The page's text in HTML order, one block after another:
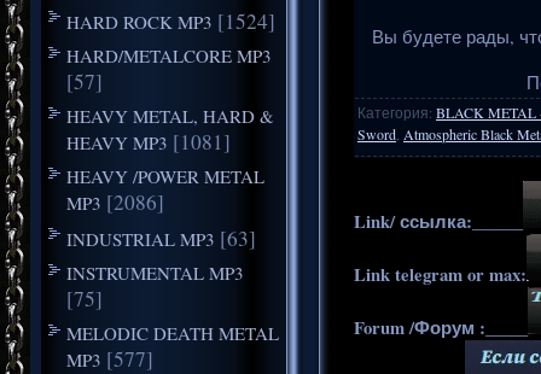
HARD ROCK MP3 [1524]
HARD/METALCORE MP3
[57]
HEAVY METAL, HARD &
HEAVY MP3 [1081]
HEAVY /POWER METAL
MP3 [2086]
INDUSTRIAL MP3 [63]
INSTRUMENTAL MP3
[75]
MELODIC DEATH METAL
MP3 [577]
Вы будете рады,
Категория: BLACK METAL
Sword Atmospheric Black
Link/ ссылка:______
Link telegram or max:
Forum /Форум :_____